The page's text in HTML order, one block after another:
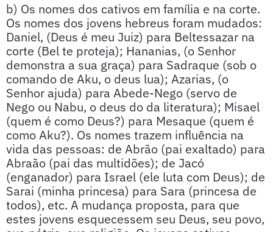
b) Os nomes dos cativos em família e na corte.
Os nomes dos jovens hebreus foram mudados:
Daniel, (Deus é meu Juiz) para Beltessazar na
corte (Bel te proteja); Hananias, (o Senhor
demonstra a sua graça) para Sadraque (sob o
comando de Aku, o deus lua); Azarias, (o
Senhor ajuda) para Abede-Nego (servo de
Nego ou Nabu, o deus do da literatura); Misael
(quem é como Deus?) para Mesaque (quem é
como Aku?). Os nomes trazem influência na
vida das pessoas: de Abrão (pai exaltado) para
Abraão (pai das multidões); de Jacó
(enganador) para Israel (ele luta com Deus); de
Sarai (minha princesa) para Sara (princesa de
todos), etc. A mudança proposta, para que
estes jovens esquecessem seu Deus, seu povo,